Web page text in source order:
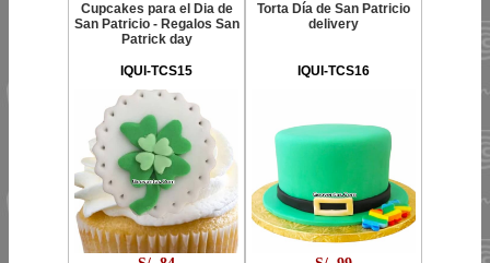
Cupcakes para el Dia de
San Patricio - Regalos San
Patrick day
IQUI-TCS15
Torta Día de San Patricio
delivery
IQUI-TCS16